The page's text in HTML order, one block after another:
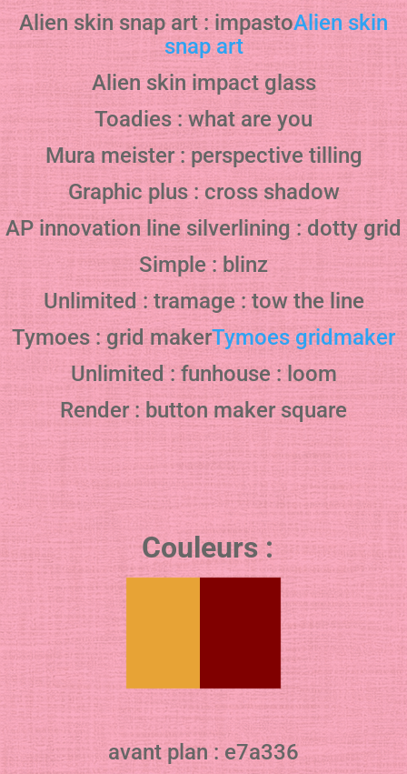
Alien skin snap art : impastoAlien skin
snap art
Alien skin impact glass
Toadies : what are you
Mura meister : perspective tilling
Graphic plus : cross shadow
AP innovation line silverlining : dotty grid
Simple : blinz
Unlimited : tramage : tow the line
Tymoes : grid makerTymoes gridmaker
Unlimited : funhouse : loom
Render : button maker square
Couleurs :
avant plan : e7a336